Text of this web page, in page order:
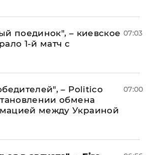
поединок", – киевское
1-й матч с
07:03
– Politico
обмена
между Украиной
07:00